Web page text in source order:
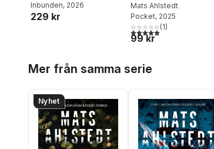
Inbunden, 2026
229 kr
Mats Ahlstedt
Pocket, 2025
5,0utav 5 stjärnor.
(1)
99 kr
Mer från samma serie
Nyhet